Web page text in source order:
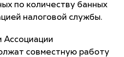
по количеству банных
налоговой службы.
совместную работу